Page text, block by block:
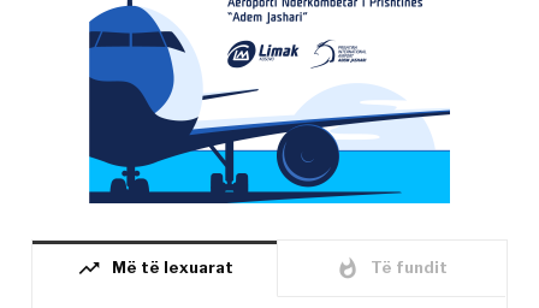
trending_up Më të lexuarat whatshot Të fundit